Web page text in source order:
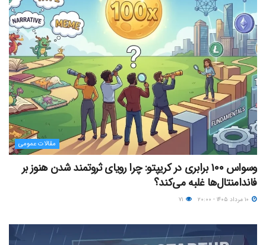
مقالات عمومی
وسواس ۱۰۰ برابری در کریپتو: چرا رویای ثروتمند شدن هنوز بر
فاندامنتال‌ها غلبه می‌کند؟